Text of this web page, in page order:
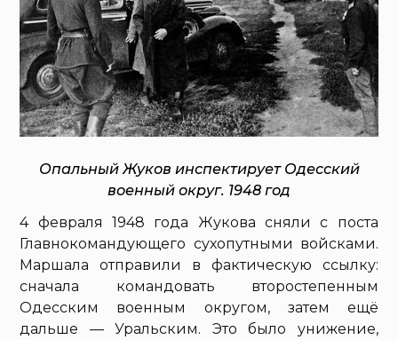
Опальный Жуков инспектирует Одесский
военный округ. 1948 год
4 февраля 1948 года Жукова сняли с поста
Главнокомандующего сухопутными войсками.
Маршала отправили в фактическую ссылку:
сначала командовать второстепенным
Одесским военным округом, затем ещё
дальше — Уральским. Это было унижение,